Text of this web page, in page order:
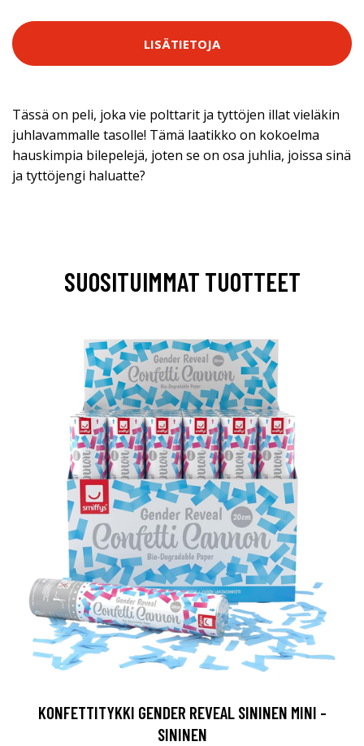
LISÄTIETOJA
Tässä on peli, joka vie polttarit ja tyttöjen illat vieläkin
juhlavammalle tasolle! Tämä laatikko on kokoelma
hauskimpia bilepelejä, joten se on osa juhlia, joissa sinä
ja tyttöjengi haluatte?
SUOSITUIMMAT TUOTTEET
KONFETTITYKKI GENDER REVEAL SININEN MINI -
SININEN